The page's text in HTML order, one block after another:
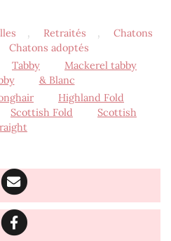
, Retraités ,
Chatons
Chatons adoptés
Tabby
Mackerel tabby
& Blanc
Highland Fold
Scottish Fold
Scottish